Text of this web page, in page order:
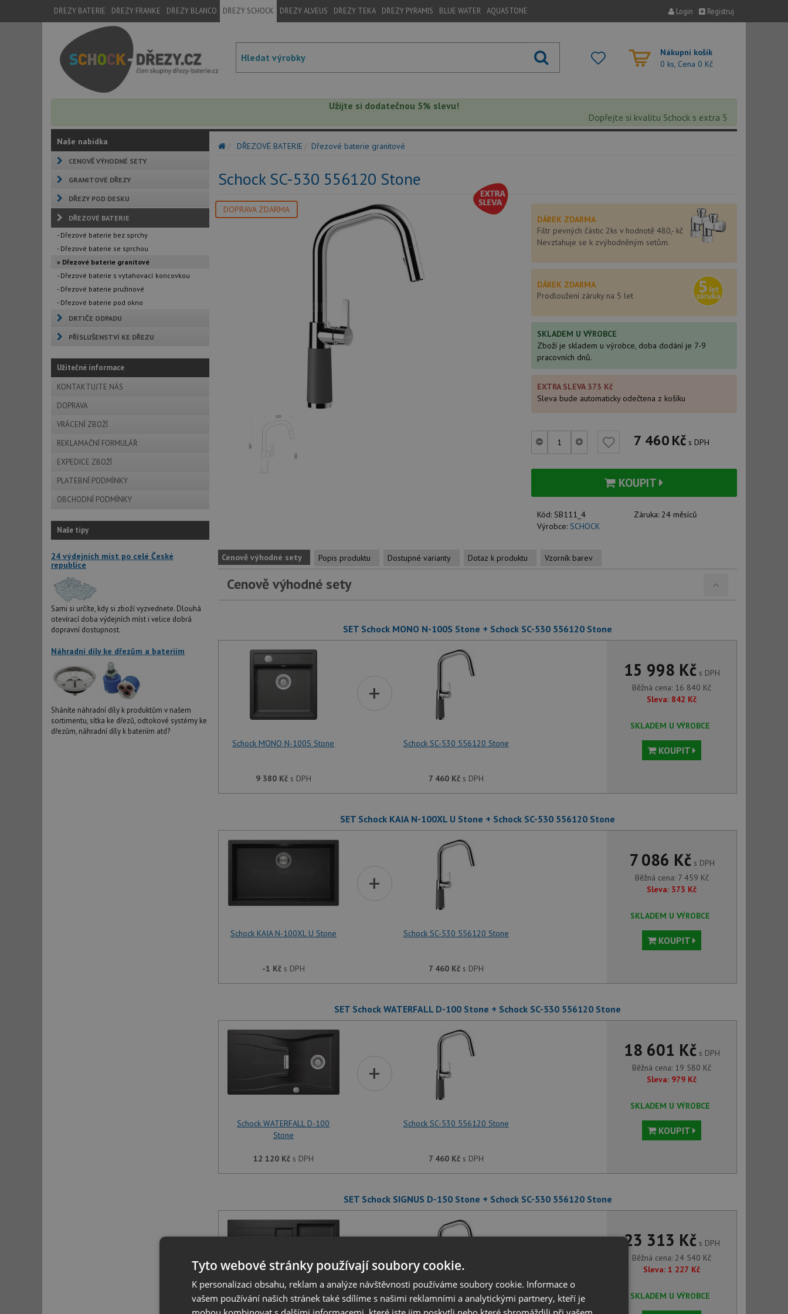
DŘEZY BATERIE DŘEZY FRANKE DŘEZY BLANCO DŘEZY SCHOCK DŘEZY ALVEUS DŘEZY TEKA DŘEZY PYRAMIS BLUE WATER AQUASTONE Login Registruj
Nákupní košík
0 ks, Cena 0 Kč
Užijte si dodatečnou 5% slevu!
Dopřejte si kvalitu Schock s extra 5% slevou – sleva
Naše nabídka
CENOVĚ VÝHODNÉ SETY
GRANITOVÉ DŘEZY
DŘEZY POD DESKU
DŘEZOVÉ BATERIE
- Dřezové baterie bez sprchy
- Dřezové baterie se sprchou
» Dřezové baterie granitové
- Dřezové baterie s vytahovací koncovkou
- Dřezové baterie pružinové
- Dřezové baterie pod okno
DRTIČE ODPADU
PŘÍSLUŠENSTVÍ KE DŘEZU
Užitečné informace
KONTAKTUJTE NÁS
DOPRAVA
VRÁCENÍ ZBOŽÍ
REKLAMAČNÍ FORMULÁŘ
EXPEDICE ZBOŽÍ
PLATEBNÍ PODMÍNKY
OBCHODNÍ PODMÍNKY
Naše tipy
24 výdejních míst po celé České
republice
Sami si určíte, kdy si zboží vyzvednete. Dlouhá
otevírací doba výdejních míst i velice dobrá
dopravní dostupnost.
Náhradní díly ke dřezům a bateriím
Sháníte náhradní díly k produktům v našem
sortimentu, sítka ke dřezů, odtokové systémy ke
dřezům, náhradní díly k bateriím atd?
DŘEZOVÉ BATERIE Dřezové baterie granitové
Schock SC-530 556120 Stone
DOPRAVA ZDARMA
DÁREK ZDARMA
Filtr pevných částic 2ks v hodnotě 480,- kč
Nevztahuje se k zvýhodněným setům.
DÁREK ZDARMA
Prodloužení záruky na 5 let
SKLADEM U VÝROBCE
Zboží je skladem u výrobce, doba dodání je 7-9
pracovních dnů.
EXTRA SLEVA 373 Kč
Sleva bude automaticky odečtena z košíku
7 460Kč s DPH
KOUPIT
Kód: SB111_4 Záruka:24 měsíců
Výrobce: SCHOCK
Cenově výhodné sety Popis produktu Dostupné varianty Dotaz k produktu Vzorník barev
Cenově výhodné sety
SET Schock MONO N-100S Stone + Schock SC-530 556120 Stone
Schock MONO N-100S Stone
9 380 Kčs DPH
+
Schock SC-530 556120 Stone
7 460 Kčs DPH
15 998 Kčs DPH
Běžná cena: 16 840 Kč
Sleva: 842 Kč
SKLADEM U VÝROBCE
KOUPIT
SET Schock KAIA N-100XL U Stone + Schock SC-530 556120 Stone
Schock KAIA N-100XL U Stone
-1 Kčs DPH
+
Schock SC-530 556120 Stone
7 460 Kčs DPH
7 086 Kčs DPH
Běžná cena: 7 459 Kč
Sleva: 373 Kč
SKLADEM U VÝROBCE
KOUPIT
SET Schock WATERFALL D-100 Stone + Schock SC-530 556120 Stone
Schock WATERFALL D-100
Stone
12 120 Kčs DPH
+
Schock SC-530 556120 Stone
7 460 Kčs DPH
18 601 Kčs DPH
Běžná cena: 19 580 Kč
Sleva: 979 Kč
SKLADEM U VÝROBCE
KOUPIT
SET Schock SIGNUS D-150 Stone + Schock SC-530 556120 Stone
+
23 313 Kčs DPH
Běžná cena: 24 540 Kč
Sleva: 1 227 Kč
SKLADEM U VÝROBCE
Tyto webové stránky používají soubory cookie.
K personalizaci obsahu, reklam a analýze návštěvnosti používáme soubory cookie. Informace o
vašem používání našich stránek také sdílíme s našimi reklamními a analytickými partnery, kteří je